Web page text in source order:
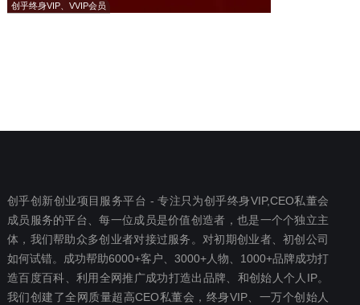
创乎终身VIP、VVIP会员
创乎创新创业项目服务平台 - 专注只为创乎终身VIP,CEO私董会
成员服务的平台、每一位成员是价值创造者，也是一个个独立主
体，我们帮助众多创业者对接过服务。对初期创业者、初创公司
如何试错。成功帮助6000+客户、3000+人物、1000+品牌成功打
造百度百科、利用全网推广成功打造出品牌、和创始人个人IP。
我们创建了全网质量超高CEO私董会，终身VIP、一万个创始人